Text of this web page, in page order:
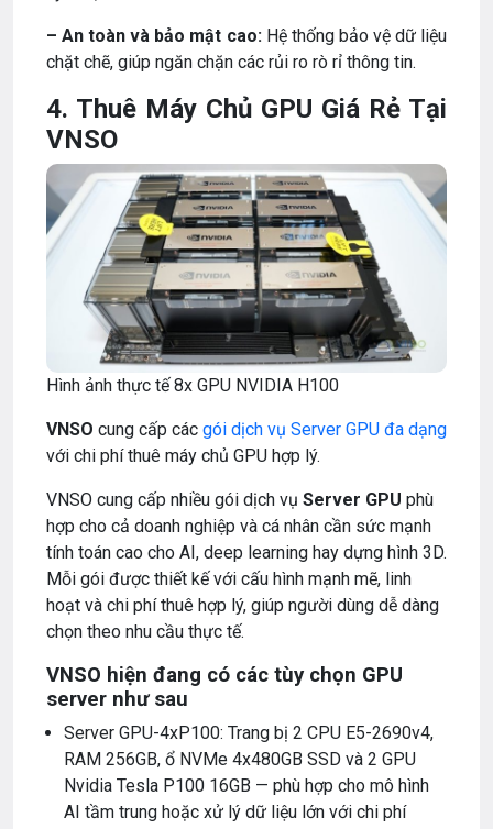
– An toàn và bảo mật cao:Hệ thống bảo vệ dữ liệu
chặt chẽ, giúp ngăn chặn các rủi ro rò rỉ thông tin.
4. Thuê Máy Chủ GPU Giá Rẻ Tại
VNSO
Hình ảnh thực tế 8x GPU NVIDIA H100
VNSO cung cấp các gói dịch vụ Server GPU đa dạng
với chi phí thuê máy chủ GPU hợp lý.
VNSO cung cấp nhiều gói dịch vụ Server GPU phù
hợp cho cả doanh nghiệp và cá nhân cần sức mạnh
tính toán cao cho AI, deep learning hay dựng hình 3D.
Mỗi gói được thiết kế với cấu hình mạnh mẽ, linh
hoạt và chi phí thuê hợp lý, giúp người dùng dễ dàng
chọn theo nhu cầu thực tế.
VNSO hiện đang có các tùy chọn GPU
server như sau
Server GPU-4xP100: Trang bị 2 CPU E5-2690v4,
RAM 256GB, ổ NVMe 4x480GB SSD và 2 GPU
Nvidia Tesla P100 16GB — phù hợp cho mô hình
AI tầm trung hoặc xử lý dữ liệu lớn với chi phí